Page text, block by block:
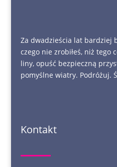
Za dwadzieścia lat bardziej
czego nie zrobiłeś, niż tego
liny, opuść bezpieczną
pomyślne wiatry. Podróżuj.
Kontakt